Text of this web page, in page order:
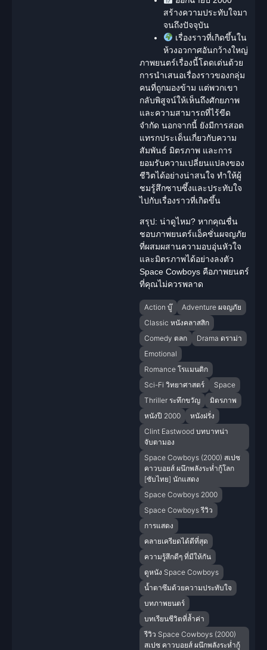
สร้างความประทับใจมา
จนถึงปัจจุบัน
เรื่องราวที่เกิดขึ้นใน
ห้วงอวกาศอันกว้างใหญ่
ภาพยนตร์เรื่องนี้โดดเด่นด้วย
การนำเสนอเรื่องราวของกลุ่ม
คนที่ถูกมองข้าม แต่พวกเขา
กลับพิสูจน์ให้เห็นถึงศักยภาพ
และความสามารถที่ไร้ขีด
จำกัด นอกจากนี้ ยังมีการสอด
แทรกประเด็นเกี่ยวกับความ
สัมพันธ์ มิตรภาพ และการ
ยอมรับความเปลี่ยนแปลงของ
ชีวิตได้อย่างน่าสนใจ ทำให้ผู้
ชมรู้สึกซาบซึ้งและประทับใจ
ไปกับเรื่องราวที่เกิดขึ้น
สรุป: น่าดูไหม? หากคุณชื่น
ชอบภาพยนตร์แอ็คชั่นผจญภัย
ที่ผสมผสานความอบอุ่นหัวใจ
และมิตรภาพได้อย่างลงตัว
Space Cowboys คือภาพยนตร์
ที่คุณไม่ควรพลาด
Action บู๊
Adventure ผจญภัย
Classic หนังคลาสสิก
Comedy ตลก
Drama ดราม่า
Emotional
Romance โรแมนติก
Sci-Fi วิทยาศาสตร์
Space
Thriller ระทึกขวัญ
มิตรภาพ
หนังปี 2000
หนังฝรั่ง
Clint Eastwood บทบาทน่า
จับตามอง
Space Cowboys (2000) สเปซ
คาวบอยส์ ผนึกพลังระห่ำกู้โลก
[ซับไทย] นักแสดง
Space Cowboys 2000
Space Cowboys รีวิว
การแสดง
คลายเครียดได้ดีที่สุด
ความรู้สึกดีๆ ที่มีให้กัน
ดูหนัง Space Cowboys
น้ำตาซึมด้วยความประทับใจ
บทภาพยนตร์
บทเรียนชีวิตที่ล้ำค่า
รีวิว Space Cowboys (2000)
สเปซ คาวบอยส์ ผนึกพลังระห่ำกู้